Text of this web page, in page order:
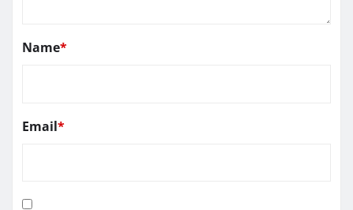
Name*
Email*